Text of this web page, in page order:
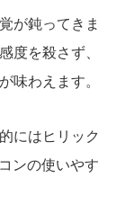
が鈍ってきま
度を殺さず、
味わえます。
にはヒリック
ンの使いやす